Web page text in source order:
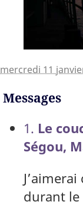
mercredi 11
Messages
1. Le
Ségou,
durant le